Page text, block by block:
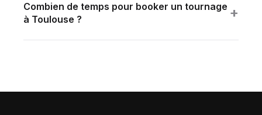
plateau, son broadcast + HF. Post-production
complète (étalonnage cinéma + sound design) en
interne.
Combien de temps pour booker un tournage
à Toulouse ?
+